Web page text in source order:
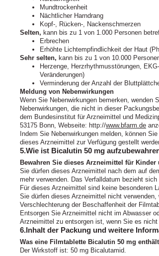
Mundtrockenheit
Nächtlicher Harndrang
Kopf-, Rücken-, Nackenschmerzen
Selten, kann bis zu 1 von 1.000 Personen
Erbrechen
Erhöhte Lichtempfindlichkeit der Haut
Sehr selten, kann bis zu 1 von 10.000
Herzenge, Herzrhythmusstörungen,
Veränderungen)
Verminderung der Anzahl der
Meldung von Nebenwirkungen
Wenn Sie Nebenwirkungen bemerken, wenden
Nebenwirkungen, die nicht in dieser
dem Bundesinstitut für Arzneimittel und
53175 Bonn, Webseite: http://www.bfarm.de
Indem Sie Nebenwirkungen melden, können
dieses Arzneimittel zur Verfügung gestellt
5.Wie ist Bicalutin 50 mg
Bewahren Sie dieses Arzneimittel für Kinder
Sie dürfen dieses Arzneimittel nach dem auf
mehr verwenden. Das Verfalldatum bezieht
Für dieses Arzneimittel sind keine besonderen
Sie dürfen dieses Arzneimittel nicht
Verschlechterung der Beschaffenheit der
Entsorgen Sie Arzneimittel nicht im Abwasser
Arzneimittel zu entsorgen ist, wenn Sie es
6.Inhalt der Packung und weitere
Was eine Filmtablette Bicalutin 50 mg
Der Wirkstoff ist: 50 mg Bicalutamid.